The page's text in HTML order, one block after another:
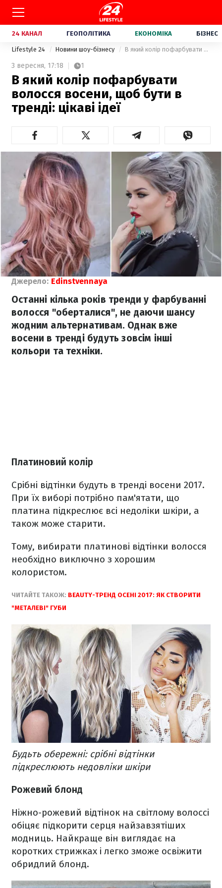
24 КАНАЛ ГЕОПОЛІТИКА ЕКОНОМІКА БІЗНЕС
Lifestyle 24 Новини шоу-бізнесу В який колір пофарбувати волосся восени, щоб бути в тренді: цікаві ідеї
3 вересня, 17:18 1
В який колір пофарбувати
волосся восени, щоб бути в
тренді: цікаві ідеї
Джерело: Еdinstvennaya
Останні кілька років тренди у фарбуванні
волосся "оберталися", не даючи шансу
жодним альтернативам. Однак вже
восени в тренді будуть зовсім інші
кольори та техніки.
Платиновий колір
Срібні відтінки будуть в тренді восени 2017.
При їх виборі потрібно пам'ятати, що
платина підкреслює всі недоліки шкіри, а
також може старити.
Тому, вибирати платинові відтінки волосся
необхідно виключно з хорошим
колористом.
ЧИТАЙТЕ ТАКОЖ: BEAUTY-ТРЕНД ОСЕНІ 2017: ЯК СТВОРИТИ
"МЕТАЛЕВІ" ГУБИ
Будьть обережні: срібні відтінки
підкреслюють недовліки шкіри
Рожевий блонд
Ніжно-рожевий відтінок на світлому волоссі
обіцяє підкорити серця найзавзятіших
модниць. Найкраще він виглядає на
коротких стрижках і легко зможе освіжити
обридлий блонд.